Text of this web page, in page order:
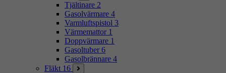
Tjältinare 2
Gasolvärmare 4
Varmluftspistol 3
Värmemattor 1
Doppvärmare 1
Gasoltuber 6
Gasolbrännare 4
Fläkt 16